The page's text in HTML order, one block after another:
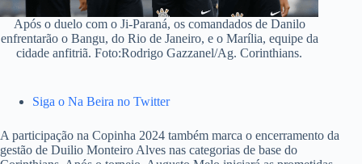
Após o duelo com o Ji-Paraná, os comandados de Danilo
enfrentarão o Bangu, do Rio de Janeiro, e o Marília, equipe da
cidade anfitriã. Foto:Rodrigo Gazzanel/Ag. Corinthians.
Siga o Na Beira no Twitter
A participação na Copinha 2024 também marca o encerramento da
gestão de Duilio Monteiro Alves nas categorias de base do